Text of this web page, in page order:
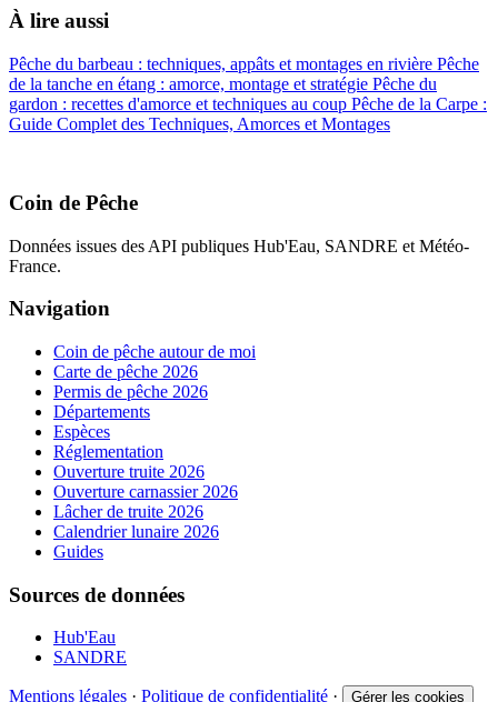
À lire aussi
Pêche du barbeau : techniques, appâts et montages en rivière Pêche
de la tanche en étang : amorce, montage et stratégie Pêche du
gardon : recettes d'amorce et techniques au coup Pêche de la Carpe :
Guide Complet des Techniques, Amorces et Montages
Coin de Pêche
Données issues des API publiques Hub'Eau, SANDRE et Météo-
France.
Navigation
Coin de pêche autour de moi
Carte de pêche 2026
Permis de pêche 2026
Départements
Espèces
Réglementation
Ouverture truite 2026
Ouverture carnassier 2026
Lâcher de truite 2026
Calendrier lunaire 2026
Guides
Sources de données
Hub'Eau
SANDRE
Mentions légales · Politique de confidentialité · Gérer les cookies